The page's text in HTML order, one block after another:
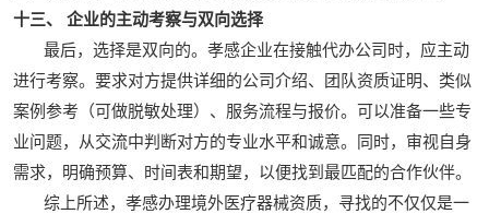
十三、 企业的主动考察与双向选择
最后，选择是双向的。孝感企业在接触代办公司时，应主动
进行考察。要求对方提供详细的公司介绍、团队资质证明、类似
案例参考（可做脱敏处理）、服务流程与报价。可以准备一些专
业问题，从交流中判断对方的专业水平和诚意。同时，审视自身
需求，明确预算、时间表和期望，以便找到最匹配的合作伙伴。
综上所述，孝感办理境外医疗器械资质，寻找的不仅仅是一